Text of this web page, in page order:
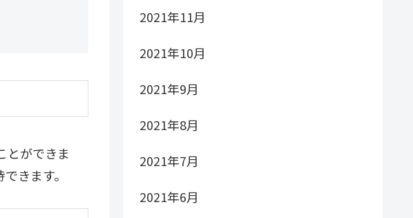
とができま
きます。
2021年11月
2021年10月
2021年9月
2021年8月
2021年7月
2021年6月